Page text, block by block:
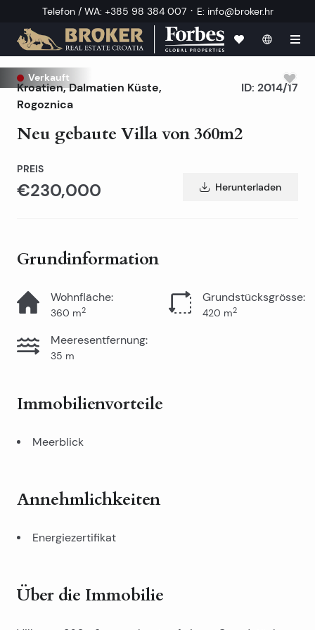
Telefon / WA: +385 98 384 007 · E: info@broker.hr
Verkauft
Kroatien,Dalmatien Küste,
Rogoznica
Neu gebaute Villa von 360m2
ID: 2014/17
PREIS
€230,000 Herunterladen
Grundinformation
Wohnfläche:
360 m2
Grundstücksgrösse:
420 m2
Meeresentfernung:
35 m
Immobilienvorteile
Meerblick
Annehmlichkeiten
Energiezertifikat
Über die Immobilie